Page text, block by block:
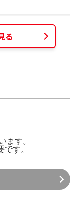
る
ます。
です。